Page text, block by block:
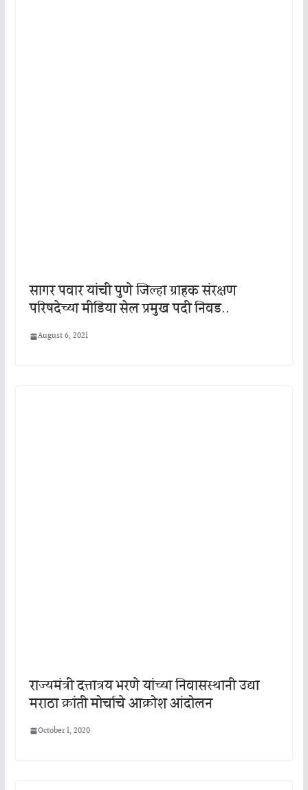
सागर पवार यांची पुणे जिल्हा ग्राहक संरक्षण
परिषदेच्या मीडिया सेल प्रमुख पदी निवड..
August 6, 2021
राज्यमंत्री दत्तात्रय भरणे यांच्या निवासस्थानी उद्या
मराठा क्रांती मोर्चाचे आक्रोश आंदोलन
October 1, 2020